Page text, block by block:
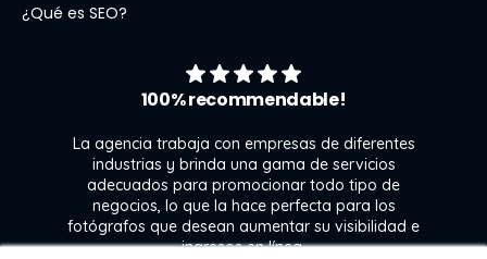
¿Qué es SEO?
100% recommendable!
La agencia trabaja con empresas de diferentes
industrias y brinda una gama de servicios
adecuados para promocionar todo tipo de
negocios, lo que la hace perfecta para los
fotógrafos que desean aumentar su visibilidad e
ingresos en línea.